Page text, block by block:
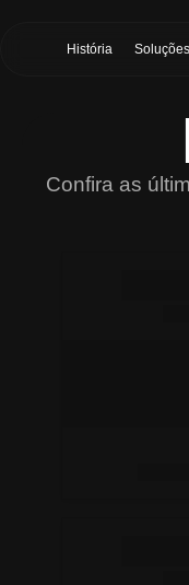
História Soluções
Confira as